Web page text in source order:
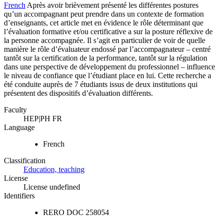
French Après avoir brièvement présenté les différentes postures
qu’un accompagnant peut prendre dans un contexte de formation
d’enseignants, cet article met en évidence le rôle déterminant que
l’évaluation formative et/ou certificative a sur la posture réflexive de
la personne accompagnée. Il s’agit en particulier de voir de quelle
manière le rôle d’évaluateur endossé par l’accompagnateur – centré
tantôt sur la certification de la performance, tantôt sur la régulation
dans une perspective de développement du professionnel – influence
le niveau de confiance que l’étudiant place en lui. Cette recherche a
été conduite auprès de 7 étudiants issus de deux institutions qui
présentent des dispositifs d’évaluation différents.
Faculty
HEP|PH FR
Language
French
Classification
Education, teaching
License
License undefined
Identifiers
RERO DOC 258054